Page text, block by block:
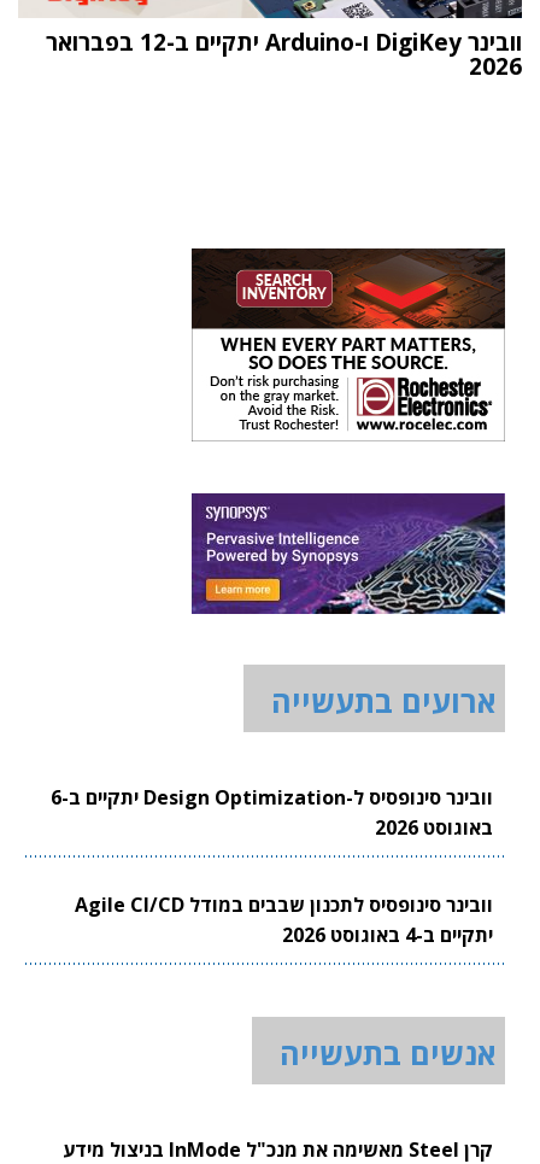
וובינר DigiKey ו-Arduino יתקיים ב-12 בפברואר
2026
ארועים בתעשייה
וובינר סינופסיס ל-Design Optimization יתקיים ב-6
באוגוסט 2026
וובינר סינופסיס לתכנון שבבים במודל Agile CI/CD
יתקיים ב-4 באוגוסט 2026
אנשים בתעשייה
קרן Steel מאשימה את מנכ"ל InMode בניצול מידע